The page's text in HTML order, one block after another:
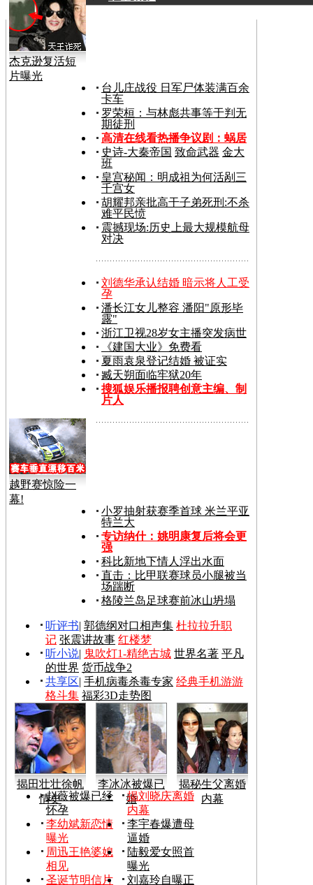
癌病逝
杰克逊复活短
片曝光
台儿庄战役 日军尸体装满百余
卡车
罗荣桓：与林彪共事等于判无
期徒刑
高清在线看热播争议剧： 蜗居
史诗-大秦帝国 致命武器 金大
班
皇宫秘闻：明成祖为何活剐三
千宫女
胡耀邦亲批高干子弟死刑:不杀
难平民愤
震撼现场:历史上最大规模航母
对决
刘德华承认结婚 暗示将人工受
孕
潘长江女儿整容 潘阳"原形毕
露"
浙江卫视28岁女主播突发病世
《建国大业》免费看
夏雨袁泉登记结婚 被证实
臧天朔面临牢狱20年
搜狐娱乐播报聘创意主编、制
片人
越野赛惊险一
幕!
小罗抽射获赛季首球 米兰平亚
特兰大
专访纳什：姚明康复后将会更
强
科比新地下情人浮出水面
直击：比甲联赛球员小腿被当
场踹断
格陵兰岛足球赛前冰山坍塌
听评书| 郭德纲对口相声集 杜拉拉升职
记 张震讲故事 红楼梦
听小说| 鬼吹灯1-精绝古城 世界名著 平凡
的世界 货币战争2
共享区| 手机病毒杀毒专家 经典手机游游
格斗集 福彩3D走势图
揭田壮壮徐帆
情史
李冰冰被爆已
婚
揭秘生父离婚
内幕
赵薇被爆已经
怀孕
揭刘晓庆离婚
内幕
李幼斌新恋情
曝光
李宇春爆遭母
逼婚
周迅王艳婆媳
相见
陆毅爱女照首
曝光
圣诞节明信片
刘嘉玲自曝正